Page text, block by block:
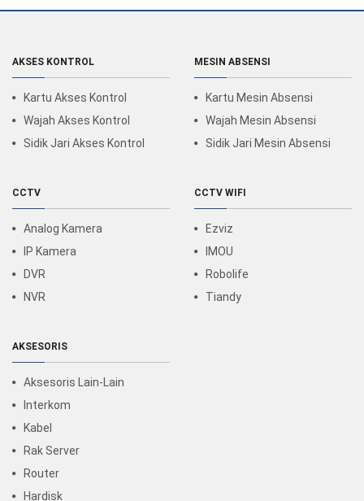
AKSES KONTROL
Kartu Akses Kontrol
Wajah Akses Kontrol
Sidik Jari Akses Kontrol
MESIN ABSENSI
Kartu Mesin Absensi
Wajah Mesin Absensi
Sidik Jari Mesin Absensi
CCTV
Analog Kamera
IP Kamera
DVR
NVR
CCTV WIFI
Ezviz
IMOU
Robolife
Tiandy
AKSESORIS
Aksesoris Lain-Lain
Interkom
Kabel
Rak Server
Router
Hardisk